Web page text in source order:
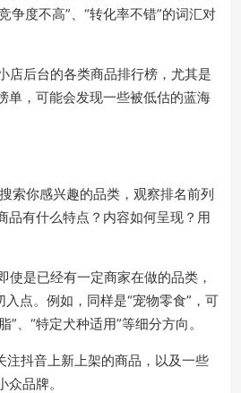
争度不高”、“转化率不错”的词汇对
店后台的各类商品排行榜，尤其是
单，可能会发现一些被低估的蓝海
索你感兴趣的品类，观察排名前列
品有什么特点？内容如何呈现？用
使是已经有一定商家在做的品类，
入点。例如，同样是“宠物零食”，可
”、“特定犬种适用”等细分方向。
注抖音上新上架的商品，以及一些
品牌。